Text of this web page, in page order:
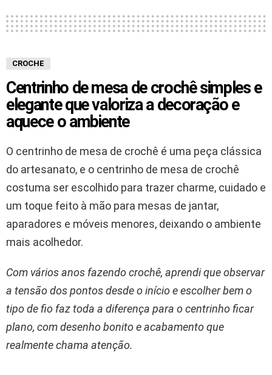
CROCHE
Centrinho de mesa de crochê simples e
elegante que valoriza a decoração e
aquece o ambiente
O centrinho de mesa de crochê é uma peça clássica
do artesanato, e o centrinho de mesa de crochê
costuma ser escolhido para trazer charme, cuidado e
um toque feito à mão para mesas de jantar,
aparadores e móveis menores, deixando o ambiente
mais acolhedor.
Com vários anos fazendo crochê, aprendi que observar
a tensão dos pontos desde o início e escolher bem o
tipo de fio faz toda a diferença para o centrinho ficar
plano, com desenho bonito e acabamento que
realmente chama atenção.